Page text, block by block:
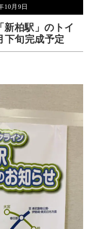
10月9日
新柏駅」のトイ
下旬完成予定